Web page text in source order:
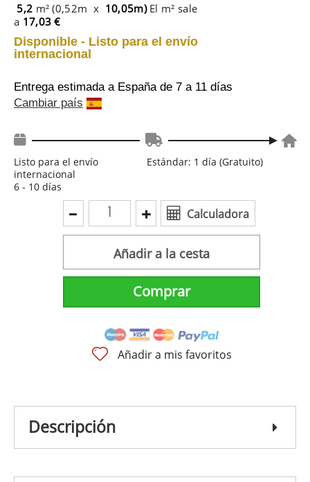
5,2 m² (0,52m x 10,05m) El m² sale
a 17,03 €
Disponible - Listo para el envío
internacional
Entrega estimada a España de 7 a 11 días
Cambiar país
Listo para el envío
internacional
6 - 10 días
Estándar: 1 día (Gratuito)
Calculadora
Añadir a la cesta
Comprar
Añadir a mis favoritos
Descripción